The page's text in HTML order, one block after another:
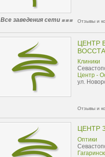
Все заведения сети Отзывы и
ЦЕНТР
Клиники
Центр -
ул.
Отзывы и
ЦЕНТР
Оптики